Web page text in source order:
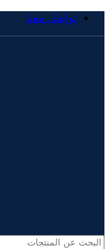
تواصل معنا